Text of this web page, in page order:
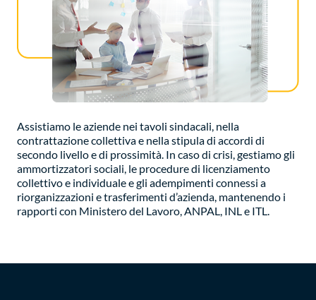
Assistiamo le aziende nei tavoli sindacali, nella
contrattazione collettiva e nella stipula di accordi di
secondo livello e di prossimità. In caso di crisi, gestiamo gli
ammortizzatori sociali, le procedure di licenziamento
collettivo e individuale e gli adempimenti connessi a
riorganizzazioni e trasferimenti d’azienda, mantenendo i
rapporti con Ministero del Lavoro, ANPAL, INL e ITL.